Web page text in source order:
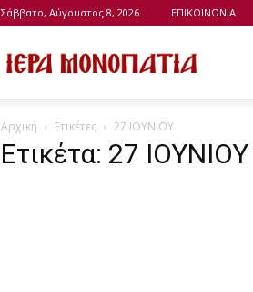
Σάββατο, Αύγουστος 8, 2026 ΕΠΙΚΟΙΝΩΝΙΑ
Αρχική Ετικέτες 27 ΙΟΥΝΙΟΥ
Ετικέτα: 27 ΙΟΥΝΙΟΥ